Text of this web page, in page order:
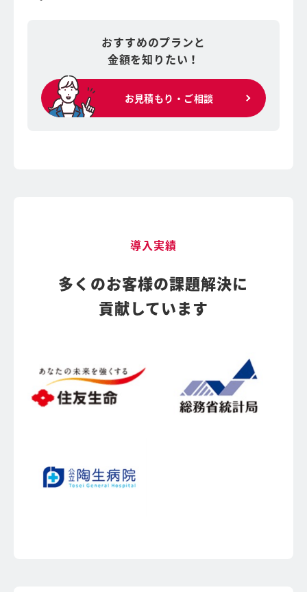
おすすめのプランと
金額を知りたい！
お見積もり・ご相談
導入実績
多くのお客様の課題解決に
貢献しています